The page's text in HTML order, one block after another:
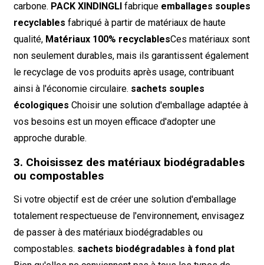
carbone. PACK XINDINGLIfabrique emballages souples
recyclables fabriqué à partir de matériaux de haute
qualité, Matériaux 100% recyclablesCes matériaux sont
non seulement durables, mais ils garantissent également
le recyclage de vos produits après usage, contribuant
ainsi à l'économie circulaire. sachets souples
écologiques Choisir une solution d'emballage adaptée à
vos besoins est un moyen efficace d'adopter une
approche durable.
3. Choisissez des matériaux biodégradables
ou compostables
Si votre objectif est de créer une solution d'emballage
totalement respectueuse de l'environnement, envisagez
de passer à des matériaux biodégradables ou
compostables. sachets biodégradables à fond plat